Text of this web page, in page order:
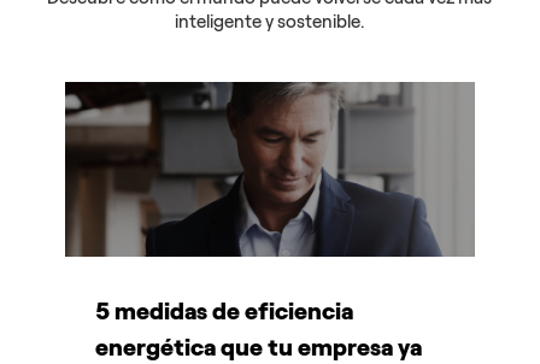
inteligente y sostenible.
5 medidas de eficiencia
energética que tu empresa ya